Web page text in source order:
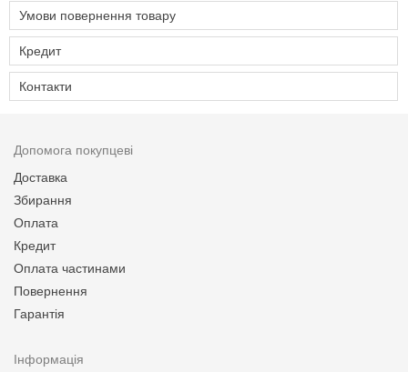
Умови повернення товару
Кредит
Контакти
Допомога покупцеві
Доставка
Збирання
Оплата
Кредит
Оплата частинами
Повернення
Гарантія
Інформація